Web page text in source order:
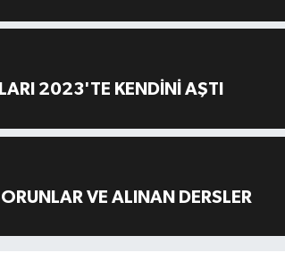
2023'TE KENDİNİ AŞTI
VE ALINAN DERSLER